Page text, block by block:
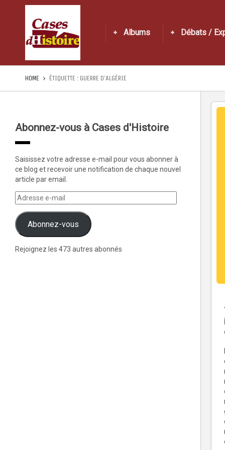
Albums Débats /
HOME ÉTIQUETTE : GUERRE D’ALGÉRIE
Abonnez-vous à Cases d'Histoire
Saisissez votre adresse e-mail pour vous abonner à
ce blog et recevoir une notification de chaque nouvel
article par email.
Abonnez-vous
Rejoignez les 473 autres abonnés